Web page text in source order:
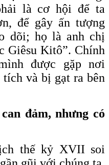
là cơ hội để ta
để gây ấn tượng
dõi; họ là anh chị
Giêsu Kitô”. Chính
được gặp nơi
và bị gạt ra bên
đảm, nhưng có
thế kỷ XVII soi